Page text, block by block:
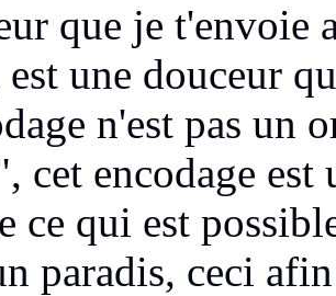
que je t'envoie
est une douceur
n'est pas un
cet encodage
ce qui est
paradis, ceci